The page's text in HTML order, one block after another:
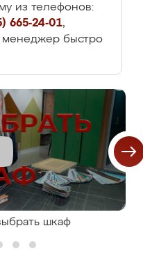
из телефонов:
665-24-01,
менеджер быстро
шкаф